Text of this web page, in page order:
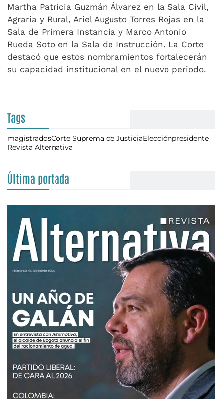
Martha Patricia Guzmán Álvarez en la Sala Civil,
Agraria y Rural, Ariel Augusto Torres Rojas en la
Sala de Primera Instancia y Marco Antonio
Rueda Soto en la Sala de Instrucción. La Corte
destacó que estos nombramientos fortalecerán
su capacidad institucional en el nuevo periodo.
Tags
magistradosCorte Suprema de JusticiaElecciónpresidente
Revista Alternativa
Última portada